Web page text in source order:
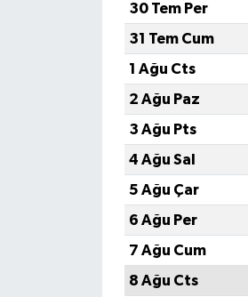
30 Tem Per
31 Tem Cum
1 Ağu Cts
2 Ağu Paz
3 Ağu Pts
4 Ağu Sal
5 Ağu Çar
6 Ağu Per
7 Ağu Cum
8 Ağu Cts
SEÇİM 2011
ÜÇÜNCÜ SAYFA
SİVİL TOPLUM
SEÇİM 2014
KİM KİMDİR